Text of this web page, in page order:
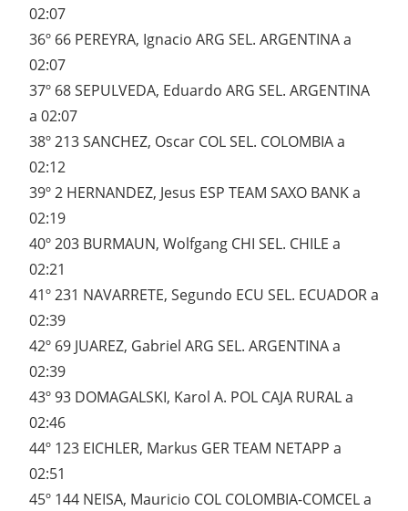
02:07
36º 66 PEREYRA, Ignacio ARG SEL. ARGENTINA a
02:07
37º 68 SEPULVEDA, Eduardo ARG SEL. ARGENTINA
a 02:07
38º 213 SANCHEZ, Oscar COL SEL. COLOMBIA a
02:12
39º 2 HERNANDEZ, Jesus ESP TEAM SAXO BANK a
02:19
40º 203 BURMAUN, Wolfgang CHI SEL. CHILE a
02:21
41º 231 NAVARRETE, Segundo ECU SEL. ECUADOR a
02:39
42º 69 JUAREZ, Gabriel ARG SEL. ARGENTINA a
02:39
43º 93 DOMAGALSKI, Karol A. POL CAJA RURAL a
02:46
44º 123 EICHLER, Markus GER TEAM NETAPP a
02:51
45º 144 NEISA, Mauricio COL COLOMBIA-COMCEL a